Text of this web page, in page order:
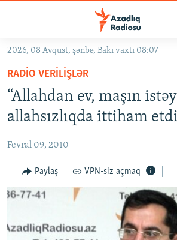
Əsas
qayıt
Əsas
naviqasiyaya
qayıt
Axtarışa
GÜNDƏM
#İZAHLA
KORRUPSIOMETR
FƏRQƏ BAX
QANUNI DOĞRU
ARAŞDIRMA
VIDEO
RADIO ARXIV
2026, 08 Avqust, şənbə, Bakı vaxtı 08:07
RADIO VERILIŞLƏR
“Allahdan ev, maşın
allahsızlıqda ittiham
Fevral 09, 2010
Paylaş VPN-siz açmaq